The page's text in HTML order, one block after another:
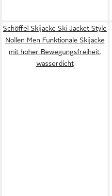
Schöffel Skijacke Ski Jacket Style
Nollen Men Funktionale Skijacke
mit hoher Bewegungsfreiheit,
wasserdicht